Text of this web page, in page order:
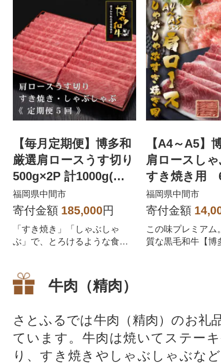
【毎月定期便】博多和
厳選肩ロースうす切り
500g×2P 計1000g(中
間市)全5回
福岡県中間市
寄付金額 185,000円
「すき焼き」「しゃぶしゃ
ぶ」で、とろけるような食感
【A4～A5】
肩ロースし
すき焼き用
間市)
福岡県中間市
寄付金額
この味プレミアム
質な黒毛和牛【博
牛肉（精肉）
さとふるでは牛肉（精肉）のお礼
ています。牛肉は焼いてステー
り、すき焼きやしゃぶしゃぶな